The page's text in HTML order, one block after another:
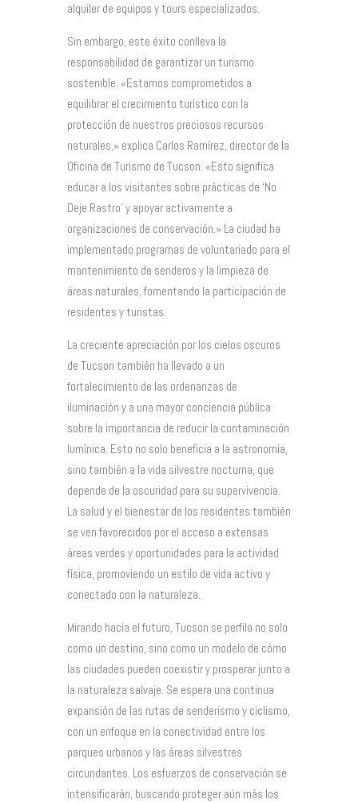
alquiler de equipos y tours especializados.
Sin embargo, este éxito conlleva la
responsabilidad de garantizar un turismo
sostenible. «Estamos comprometidos a
equilibrar el crecimiento turístico con la
protección de nuestros preciosos recursos
naturales,» explica Carlos Ramírez, director de la
Oficina de Turismo de Tucson. «Esto significa
educar a los visitantes sobre prácticas de ‘No
Deje Rastro’ y apoyar activamente a
organizaciones de conservación.» La ciudad ha
implementado programas de voluntariado para el
mantenimiento de senderos y la limpieza de
áreas naturales, fomentando la participación de
residentes y turistas.
La creciente apreciación por los cielos oscuros
de Tucson también ha llevado a un
fortalecimiento de las ordenanzas de
iluminación y a una mayor conciencia pública
sobre la importancia de reducir la contaminación
lumínica. Esto no solo beneficia a la astronomía,
sino también a la vida silvestre nocturna, que
depende de la oscuridad para su supervivencia.
La salud y el bienestar de los residentes también
se ven favorecidos por el acceso a extensas
áreas verdes y oportunidades para la actividad
física, promoviendo un estilo de vida activo y
conectado con la naturaleza.
Mirando hacia el futuro, Tucson se perfila no solo
como un destino, sino como un modelo de cómo
las ciudades pueden coexistir y prosperar junto a
la naturaleza salvaje. Se espera una continua
expansión de las rutas de senderismo y ciclismo,
con un enfoque en la conectividad entre los
parques urbanos y las áreas silvestres
circundantes. Los esfuerzos de conservación se
intensificarán, buscando proteger aún más los